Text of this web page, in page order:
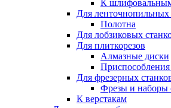
К
Для ленточнопильных
Полотна
Для лобзиковых
Для плиткорезов
Алмазные диски
Приспособления
Для фрезерных
Фрезы и наборы
К верстакам